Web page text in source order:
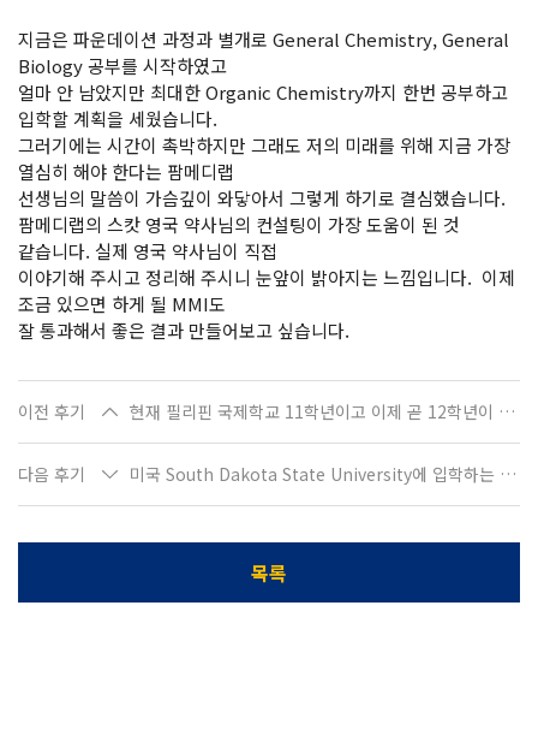
지금은 파운데이션 과정과 별개로 General Chemistry, General
Biology 공부를 시작하였고
얼마 안 남았지만 최대한 Organic Chemistry까지 한번 공부하고
입학할 계획을 세웠습니다.
그러기에는 시간이 촉박하지만 그래도 저의 미래를 위해 지금 가장
열심히 해야 한다는 팜메디랩
선생님의 말씀이 가슴깊이 와닿아서 그렇게 하기로 결심했습니다.
팜메디랩의 스캇 영국 약사님의 컨설팅이 가장 도움이 된 것
같습니다. 실제 영국 약사님이 직접
이야기해 주시고 정리해 주시니 눈앞이 밝아지는 느낌입니다. 이제
조금 있으면 하게 될 MMI도
잘 통과해서 좋은 결과 만들어보고 싶습니다.
이전 후기 현재 필리핀 국제학교 11학년이고 이제 곧 12학년이 되는 오O진입니다.
다음 후기 미국 South Dakota State University에 입학하는 정O미입니다.
목록